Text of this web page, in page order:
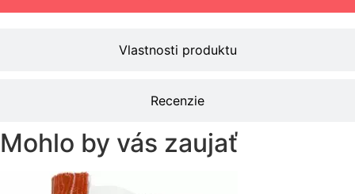
Vlastnosti produktu
Recenzie
Mohlo by vás zaujať